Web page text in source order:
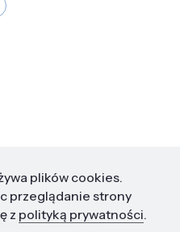
Ciśnień PAN
plików cookies.
przeglądanie strony
z polityką prywatności.